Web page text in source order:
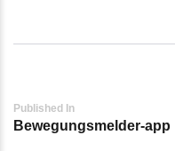
Post
navigation
Published In
Bewegungsmelder-app